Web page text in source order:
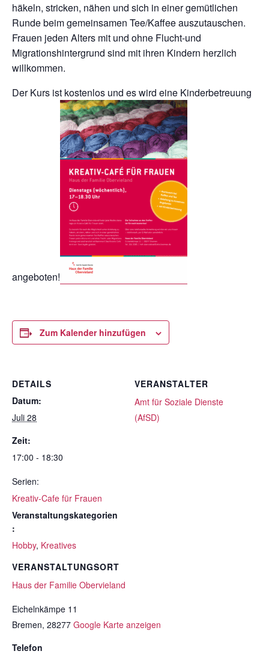
häkeln, stricken, nähen und sich in einer gemütlichen
Runde beim gemeinsamen Tee/Kaffee auszutauschen.
Frauen jeden Alters mit und ohne Flucht-und
Migrationshintergrund sind mit ihren Kindern herzlich
willkommen.
Der Kurs ist kostenlos und es wird eine Kinderbetreuung
angeboten!
Zum Kalender hinzufügen
DETAILS
Datum:
Juli 28
Zeit:
17:00 - 18:30
Serien:
Kreativ-Cafe für Frauen
Veranstaltungskategorien
:
Hobby, Kreatives
VERANSTALTUNGSORT
Haus der Familie Obervieland
Eichelnkämpe 11
Bremen, 28277 Google Karte anzeigen
Telefon
VERANSTALTER
Amt für Soziale Dienste
(AfSD)